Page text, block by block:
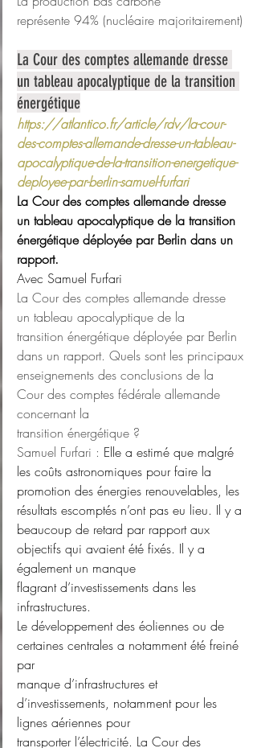
représente 94% (nucléaire majoritairement)
La Cour des comptes allemande dresse
un tableau apocalyptique de la transition
énergétique
https://atlantico.fr/article/rdv/la-cour-
des-comptes-allemande-dresse-un-tableau-
apocalyptique-de-la-transition-energetique-
deployee-par-berlin-samuel-furfari
La Cour des comptes allemande dresse
un tableau apocalyptique de la transition
énergétique déployée par Berlin dans un
rapport.
Avec Samuel Furfari
La Cour des comptes allemande dresse
un tableau apocalyptique de la
transition énergétique déployée par Berlin
dans un rapport. Quels sont les principaux
enseignements des conclusions de la
Cour des comptes fédérale allemande
concernant la
transition énergétique ?
Samuel Furfari : Elle a estimé que malgré
les coûts astronomiques pour faire la
promotion des énergies renouvelables, les
résultats escomptés n’ont pas eu lieu. Il y a
beaucoup de retard par rapport aux
objectifs qui avaient été fixés. Il y a
également un manque
flagrant d’investissements dans les
infrastructures.
Le développement des éoliennes ou de
certaines centrales a notamment été freiné
par
manque d’infrastructures et
d’investissements, notamment pour les
lignes aériennes pour
transporter l’électricité. La Cour des